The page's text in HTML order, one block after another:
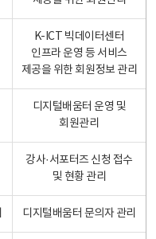
K-ICT 빅데이터센터
인프라 운영 등 서비스
제공을 위한 회원정보 관리
디지털배움터 운영 및
회원관리
강사·서포터즈 신청 접수
및 현황 관리
디지털배움터 문의자 관리